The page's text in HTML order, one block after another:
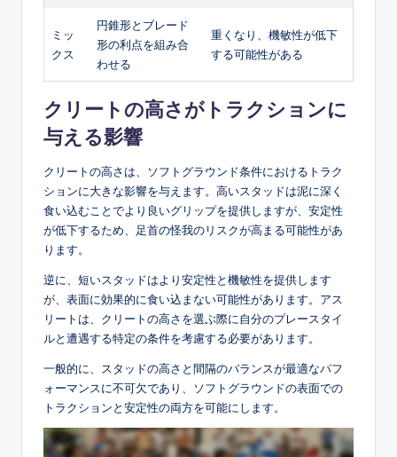
ミッ
クス
円錐形とブレード
形の利点を組み合
わせる
重くなり、機敏性が低下
する可能性がある
クリートの高さがトラクションに
与える影響
クリートの高さは、ソフトグラウンド条件におけるトラク
ションに大きな影響を与えます。高いスタッドは泥に深く
食い込むことでより良いグリップを提供しますが、安定性
が低下するため、足首の怪我のリスクが高まる可能性があ
ります。
逆に、短いスタッドはより安定性と機敏性を提供します
が、表面に効果的に食い込まない可能性があります。アス
リートは、クリートの高さを選ぶ際に自分のプレースタイ
ルと遭遇する特定の条件を考慮する必要があります。
一般的に、スタッドの高さと間隔のバランスが最適なパフ
ォーマンスに不可欠であり、ソフトグラウンドの表面での
トラクションと安定性の両方を可能にします。